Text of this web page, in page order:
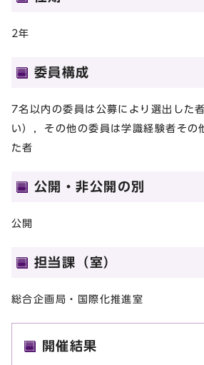
2年
委員構成
7名以内の委員は公募により選出した
い），その他の委員は学識経験者その
た者
公開・非公開の別
公開
担当課（室）
総合企画局・国際化推進室
開催結果